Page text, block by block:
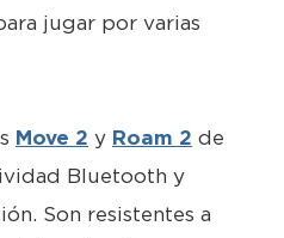
jugar por varias
Move 2 y Roam 2 de
Bluetooth y
Son resistentes a